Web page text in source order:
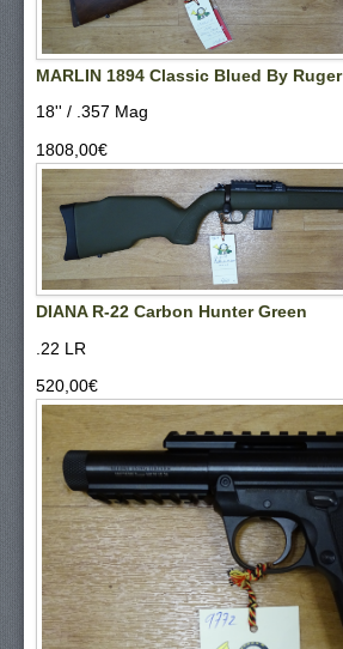
MARLIN 1894 Classic Blued By Ruger
18'' / .357 Mag
1808,00‎€
DIANA R-22 Carbon Hunter Green
.22 LR
520,00‎€